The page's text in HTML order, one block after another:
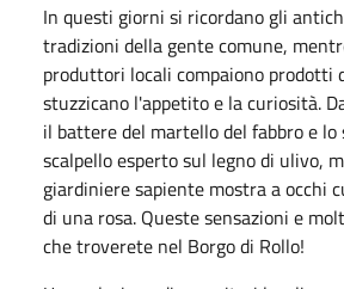
In questi giorni si ricordano gli
tradizioni della gente comune,
produttori locali compaiono prodotti
stuzzicano l'appetito e la curiosità.
il battere del martello del fabbro e lo
scalpello esperto sul legno di ulivo,
giardiniere sapiente mostra a occhi
di una rosa. Queste sensazioni e
che troverete nel Borgo di Rollo!